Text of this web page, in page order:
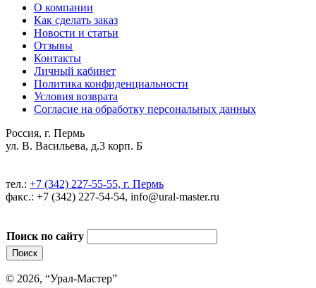
О компании
Как сделать заказ
Новости и статьи
Отзывы
Контакты
Личный кабинет
Политика конфиденциальности
Условия возврата
Согласие на обработку персональных данных
Россия, г. Пермь
ул. В. Васильева, д.3 корп. Б
тел.: +7 (342) 227-55-55, г. Пермь
факс.: +7 (342) 227-54-54, info@ural-master.ru
Поиск по сайту
© 2026, “Урал-Мастер”